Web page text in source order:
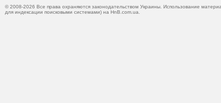
© 2008-2026 Все права охраняются законодательством Украины. Использование
для индексации поисковыми системами) на HnB.com.ua.